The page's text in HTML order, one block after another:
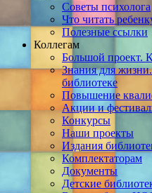
Советы психолога
Что читать
Полезные ссылки
Коллегам
Большой проект.
Знания для
библиотеке
Повышение
Акции и
Конкурсы
Наши проекты
Издания
Комплектаторам
Документы
Детские